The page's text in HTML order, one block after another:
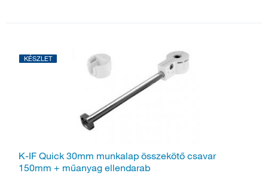
KÉSZLET
K-IF Quick 30mm munkalap összekötő csavar
150mm + műanyag ellendarab